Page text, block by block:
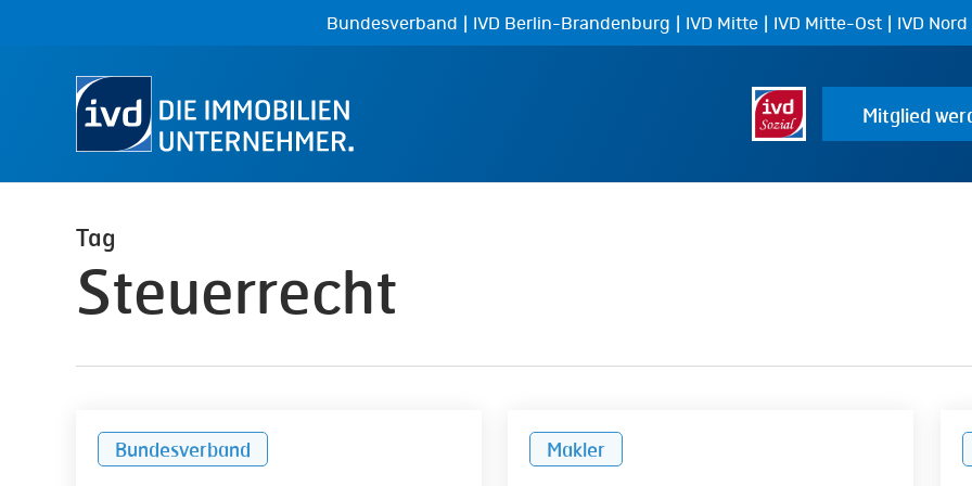
Bundesverband | IVD Berlin-Brandenburg | IVD Mitte | IVD Mitte-Ost | IVD Nord
Mitglied
Tag
Steuerrecht
Bundesverband Makler